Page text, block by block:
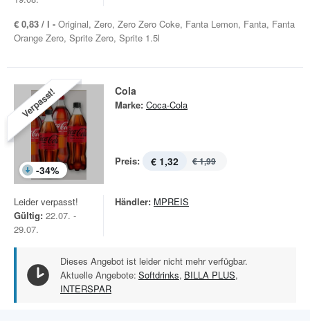
€ 0,83 / l - Original, Zero, Zero Zero Coke, Fanta Lemon, Fanta, Fanta
Orange Zero, Sprite Zero, Sprite 1.5l
Verpasst!
-34%
Cola
Marke: Coca-Cola
Preis: € 1,32 € 1,99
Leider verpasst!
Gültig: 22.07. -
29.07.
Händler: MPREIS
Dieses Angebot ist leider nicht mehr verfügbar.
Aktuelle Angebote: Softdrinks, BILLA PLUS,
INTERSPAR